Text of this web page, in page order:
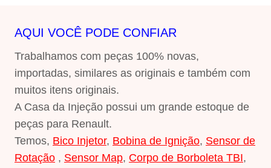
AQUI VOCÊ PODE CONFIAR
Trabalhamos com peças 100% novas,
importadas, similares as originais e também com
muitos itens originais.
A Casa da Injeção possui um grande estoque de
peças para Renault.
Temos, Bico Injetor, Bobina de Ignição, Sensor de
Rotação , Sensor Map, Corpo de Borboleta TBI,